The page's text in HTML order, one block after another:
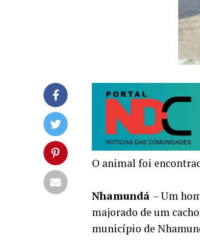
O animal foi
Nhamundá – Um
majorado de um
município de